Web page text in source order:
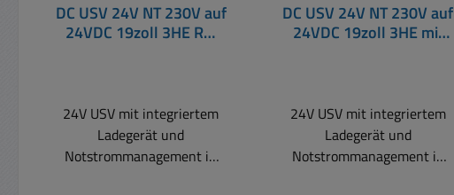
DC USV 24V NT 230V auf
24VDC 19zoll 3HE RM
24V USV mit integriertem
Ladegerät und
Notstrommanagement in
DC USV 24V NT 230V auf
24VDC 19zoll 3HE mit
24V USV mit integriertem
Ladegerät und
Notstrommanagement in